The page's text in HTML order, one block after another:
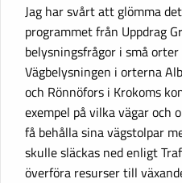
Jag har svårt att glömma
programmet från Uppdrag
belysningsfrågor i små orter
Vägbelysningen i orterna
och Rönnöfors i Krokoms
exempel på vilka vägar
få behålla sina vägstolpar
skulle släckas ned enligt
överföra resurser till